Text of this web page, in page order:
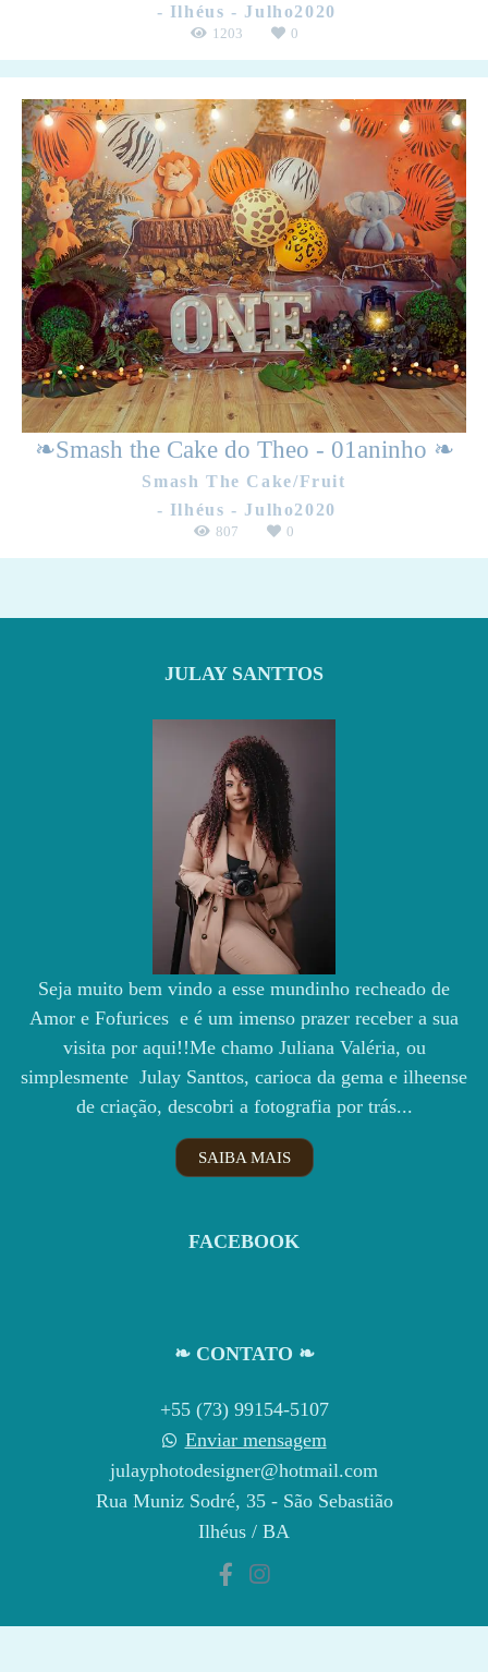
Ilhéus - Julho2020
1203 0
❧Smash the Cake do Theo - 01aninho ❧
Smash The Cake/Fruit
Ilhéus - Julho2020
807 0
JULAY SANTTOS
Seja muito bem vindo a esse mundinho recheado de
Amor e Fofurices e é um imenso prazer receber a sua
visita por aqui!!Me chamo Juliana Valéria, ou
simplesmente Julay Santtos, carioca da gema e ilheense
de criação, descobri a fotografia por trás...
SAIBA MAIS
FACEBOOK
❧ CONTATO ❧
+55 (73) 99154-5107
Enviar mensagem
julayphotodesigner@hotmail.com
Rua Muniz Sodré, 35 - São Sebastião
Ilhéus / BA